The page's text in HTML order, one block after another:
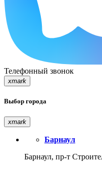
Телефонный звонок
xmark
Выбор города
xmark
Барнаул
Барнаул, пр-т